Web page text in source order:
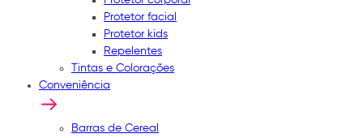
Protetor facial
Protetor kids
Repelentes
Tintas e Colorações
Conveniência
Barras de Cereal